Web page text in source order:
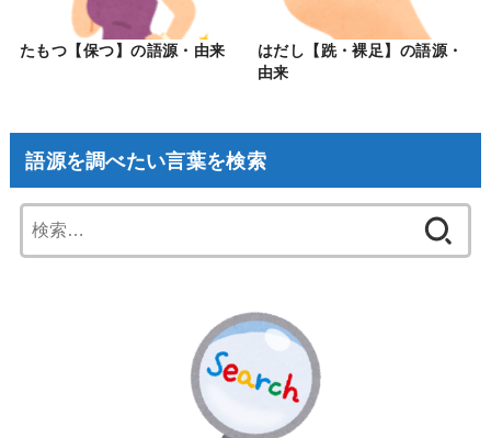
たもつ【保つ】の語源・由来
はだし【跣・裸足】の語源・
由来
語源を調べたい言葉を検索
索: